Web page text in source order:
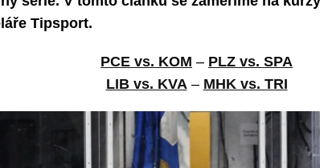
Tipsport.
PCE vs. KOM – PLZ vs. SPA
LIB vs. KVA– MHK vs. TRI